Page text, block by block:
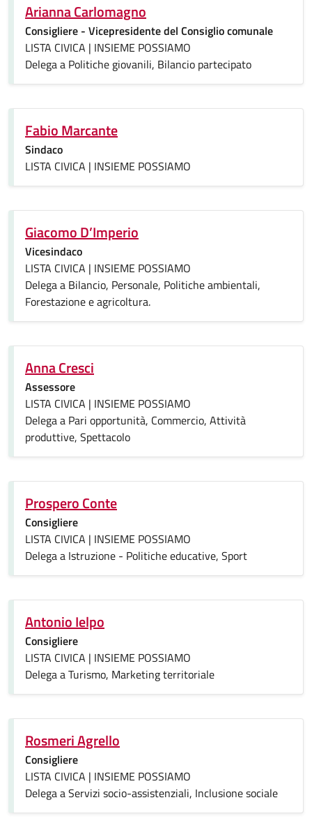
Arianna Carlomagno
Consigliere - Vicepresidente del Consiglio comunale
LISTA CIVICA | INSIEME POSSIAMO
Delega a Politiche giovanili, Bilancio partecipato
Fabio Marcante
Sindaco
LISTA CIVICA | INSIEME POSSIAMO
Giacomo D’Imperio
Vicesindaco
LISTA CIVICA | INSIEME POSSIAMO
Delega a Bilancio, Personale, Politiche ambientali,
Forestazione e agricoltura.
Anna Cresci
Assessore
LISTA CIVICA | INSIEME POSSIAMO
Delega a Pari opportunità, Commercio, Attività
produttive, Spettacolo
Prospero Conte
Consigliere
LISTA CIVICA | INSIEME POSSIAMO
Delega a Istruzione - Politiche educative, Sport
Antonio Ielpo
Consigliere
LISTA CIVICA | INSIEME POSSIAMO
Delega a Turismo, Marketing territoriale
Rosmeri Agrello
Consigliere
LISTA CIVICA | INSIEME POSSIAMO
Delega a Servizi socio-assistenziali, Inclusione sociale